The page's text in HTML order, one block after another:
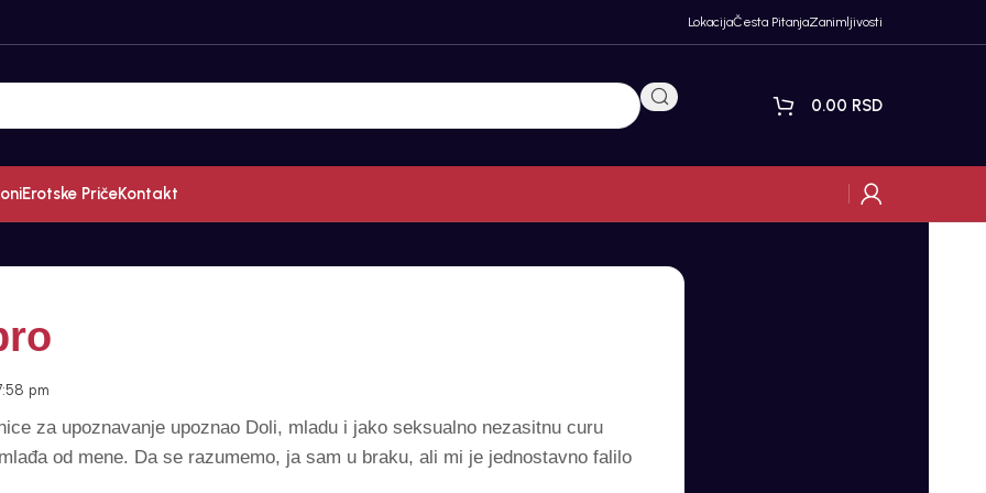
LokacijaČesta PitanjaZanimljivosti
0.00 RSD
Erotske PričeKontakt
pm
za upoznavanje upoznao Doli, mladu i jako seksualno nezasitnu curu
od mene. Da se razumemo, ja sam u braku, ali mi je jednostavno falilo